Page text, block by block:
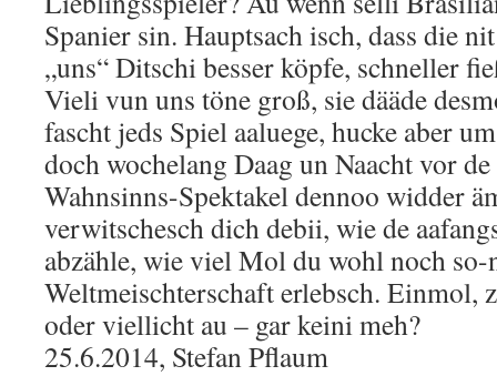
Spanier sin. Hauptsach isch, dass die
„uns“ Ditschi besser köpfe, schneller
Vieli vun uns töne groß, sie dääde
fascht jeds Spiel aaluege, hucke aber
doch wochelang Daag un Naacht vor
Wahnsinns-Spektakel dennoo widder
verwitschesch dich debii, wie de
abzähle, wie viel Mol du wohl noch so-
Weltmeischterschaft erlebsch. Einmol,
oder viellicht au – gar keini meh?
25.6.2014, Stefan Pflaum